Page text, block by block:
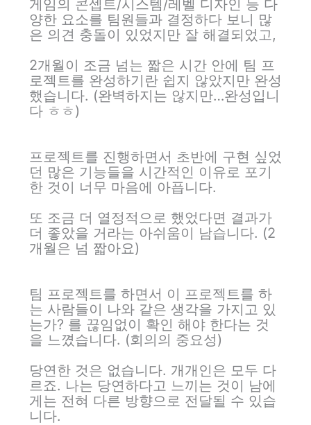
게임의 콘셉트/시스템/레벨 디자인 등 다
양한 요소를 팀원들과 결정하다 보니 많
은 의견 충돌이 있었지만 잘 해결되었고,
2개월이 조금 넘는 짧은 시간 안에 팀 프
로젝트를 완성하기란 쉽지 않았지만 완성
했습니다. (완벽하지는 않지만…완성입니
다 ㅎㅎ)
프로젝트를 진행하면서 초반에 구현 싶었
던 많은 기능들을 시간적인 이유로 포기
한 것이 너무 마음에 아픕니다.
또 조금 더 열정적으로 했었다면 결과가
더 좋았을 거라는 아쉬움이 남습니다. (2
개월은 넘 짧아요)
팀 프로젝트를 하면서 이 프로젝트를 하
는 사람들이 나와 같은 생각을 가지고 있
는가? 를 끊임없이 확인 해야 한다는 것
을 느꼈습니다. (회의의 중요성)
당연한 것은 없습니다. 개개인은 모두 다
르죠. 나는 당연하다고 느끼는 것이 남에
게는 전혀 다른 방향으로 전달될 수 있습
니다.